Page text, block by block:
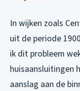
In wijken zoals
uit de periode
ik dit probleem
huisaansluitingen
aanslag aan de